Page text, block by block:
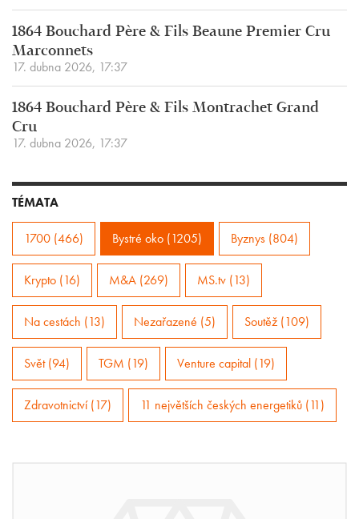
1864 Bouchard Père & Fils Beaune Premier Cru
Marconnets
17. dubna 2026, 17:37
1864 Bouchard Père & Fils Montrachet Grand
Cru
17. dubna 2026, 17:37
TÉMATA
1700 (466) Bystré oko (1205) Byznys (804)
Krypto (16) M&A (269) MS.tv (13)
Na cestách (13) Nezařazené (5) Soutěž (109)
Svět (94) TGM (19) Venture capital (19)
Zdravotnictví (17) 11 největších českých energetiků (11)